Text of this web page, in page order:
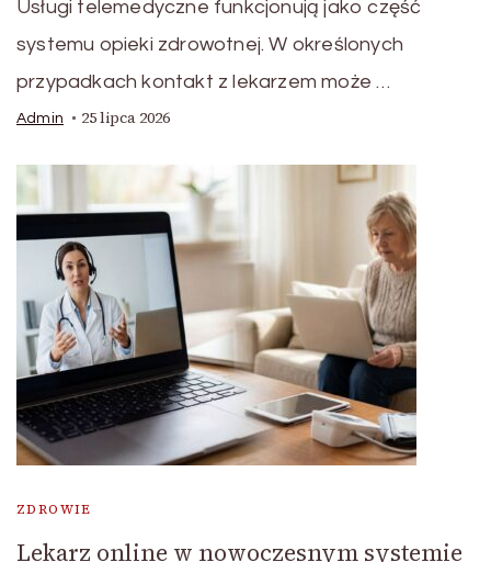
Usługi telemedyczne funkcjonują jako część
systemu opieki zdrowotnej. W określonych
przypadkach kontakt z lekarzem może …
Admin 25 lipca 2026
ZDROWIE
Lekarz online w nowoczesnym systemie